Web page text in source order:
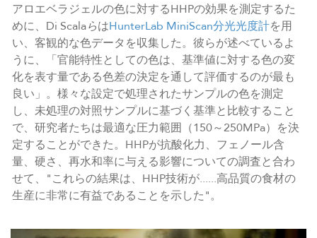
アロエベラジェルの色に対するHHPの効果を測定するた
めに、Di ScalaらはHunterLab MiniScan分光光度計を用
い、客観的な色データを収集した。彼らが述べているよ
うに、「官能特性としての色は、基準値に対する色の変
化を表す量である色差の決定を通して評価するのが最も
良い」。様々な設定で処理されたサンプルの色を測定
し、未処理の対照サンプルに基づく基準と比較すること
で、研究者たちは最適な圧力範囲（150～250MPa）を決
定することができた。HHPが抗酸化力、フェノール含
量、硬さ、再水和率に与える影響についての調査と合わ
せて、"これらの結果は、HHP技術が......高品質の食材の
生産に非常に有益であることを示した"。